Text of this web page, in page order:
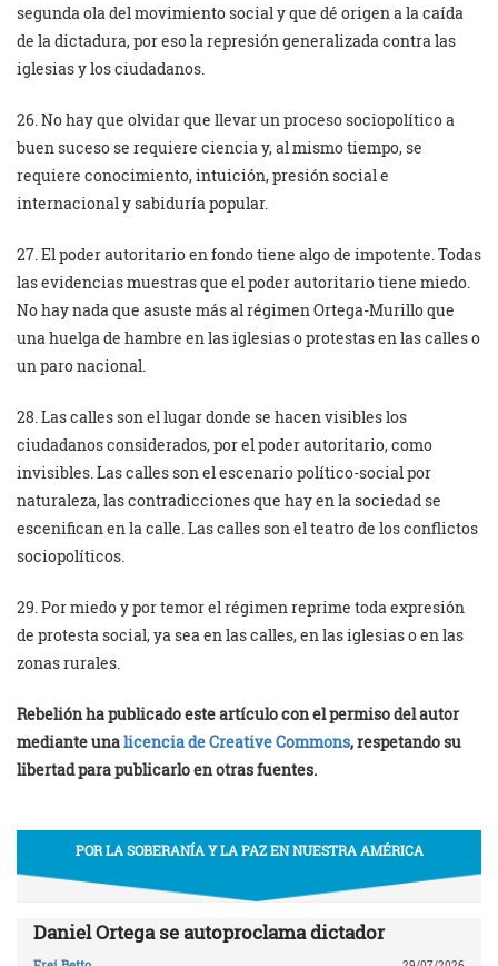
segunda ola del movimiento social y que dé origen a la caída
de la dictadura, por eso la represión generalizada contra las
iglesias y los ciudadanos.
26. No hay que olvidar que llevar un proceso sociopolítico a
buen suceso se requiere ciencia y, al mismo tiempo, se
requiere conocimiento, intuición, presión social e
internacional y sabiduría popular.
27. El poder autoritario en fondo tiene algo de impotente. Todas
las evidencias muestras que el poder autoritario tiene miedo.
No hay nada que asuste más al régimen Ortega-Murillo que
una huelga de hambre en las iglesias o protestas en las calles o
un paro nacional.
28. Las calles son el lugar donde se hacen visibles los
ciudadanos considerados, por el poder autoritario, como
invisibles. Las calles son el escenario político-social por
naturaleza, las contradicciones que hay en la sociedad se
escenifican en la calle. Las calles son el teatro de los conflictos
sociopolíticos.
29. Por miedo y por temor el régimen reprime toda expresión
de protesta social, ya sea en las calles, en las iglesias o en las
zonas rurales.
Rebelión ha publicado este artículo con el permiso del autor
mediante unalicencia de Creative Commons, respetando su
libertad para publicarlo en otras fuentes.
POR LA SOBERANÍA Y LA PAZ EN NUESTRA AMÉRICA
Daniel Ortega se autoproclama dictador